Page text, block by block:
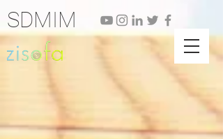
SDMIM